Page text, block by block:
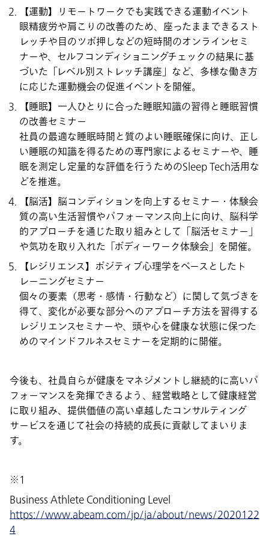
【運動】リモートワークでも実践できる運動イベント
眼精疲労や肩こりの改善のため、座ったままできるスト
レッチや目のツボ押しなどの短時間のオンラインセミ
ナーや、セルフコンディショニングチェックの結果に基
づいた「レベル別ストレッチ講座」など、多様な働き方
に応じた運動機会の促進イベントを開催。
【睡眠】一人ひとりに合った睡眠知識の習得と睡眠習慣
の改善セミナー
社員の最適な睡眠時間と質のよい睡眠確保に向け、正し
い睡眠の知識を得るための専門家によるセミナーや、睡
眠を測定し定量的な評価を行うためのSleep Tech活用な
どを推進。
【脳活】脳コンディションを向上するセミナー・体験会
質の高い生活習慣やパフォーマンス向上に向け、脳科学
的アプローチを通じた取り組みとして「脳活セミナー」
や気功を取り入れた「ボディーワーク体験会」を開催。
【レジリエンス】ポジティブ心理学をベースとしたト
レーニングセミナー
個々の要素（思考・感情・行動など）に関して気づきを
得て、変化が必要な部分へのアプローチ方法を習得する
レジリエンスセミナーや、頭や心を健康な状態に保つた
めのマインドフルネスセミナーを定期的に開催。
今後も、社員自らが健康をマネジメントし継続的に高いパ
フォーマンスを発揮できるよう、経営戦略として健康経営
に取り組み、提供価値の高い卓越したコンサルティング
サービスを通じて社会の持続的成長に貢献してまいりま
す。
※1
Business Athlete Conditioning Level
https://www.abeam.com/jp/ja/about/news/2020122
4